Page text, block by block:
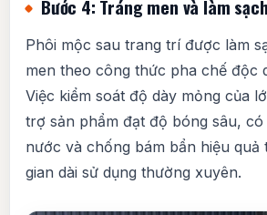
Bước 4: Tráng men và làm
Phôi mộc sau trang trí được làm
men theo công thức pha chế độc
Việc kiểm soát độ dày mỏng của
trợ sản phẩm đạt độ bóng sâu,
nước và chống bám bẩn hiệu quả
gian dài sử dụng thường xuyên.